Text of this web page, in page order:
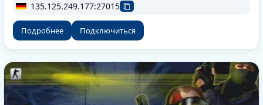
135.125.249.177:27015
Подробнее Подключиться